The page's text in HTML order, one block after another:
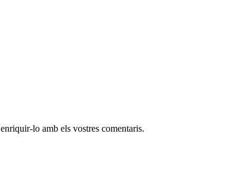
lo amb els vostres comentaris.